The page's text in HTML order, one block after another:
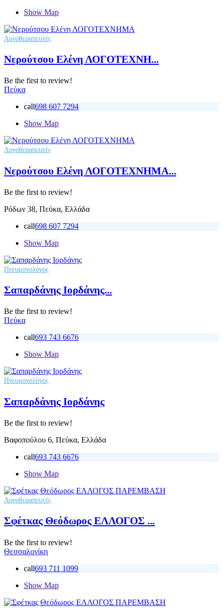
Show Map
Λογοθεραπευτές
Νερούτσου Ελένη ΛΟΓΟΤΕΧΝΗ...
Be the first to review!
Πεύκα
call698 607 7294
Show Map
Λογοθεραπευτές
Νερούτσου Ελένη ΛΟΓΟΤΕΧΝΗΜΑ...
Be the first to review!
Ρόδων 38, Πεύκα, Ελλάδα
call698 607 7294
Show Map
Πνευμονολόγος
Σαπαρδάνης Ιορδάνης...
Be the first to review!
Πεύκα
call693 743 6676
Show Map
Πνευμονολόγος
Σαπαρδάνης Ιορδάνης
Be the first to review!
Βαφοπούλου 6, Πεύκα, Ελλάδα
call693 743 6676
Show Map
Λογοθεραπευτές
Σφέτκας Θεόδωρος ΕΛΛΟΓΟΣ ...
Be the first to review!
Θεσσαλονίκη
call693 711 1099
Show Map